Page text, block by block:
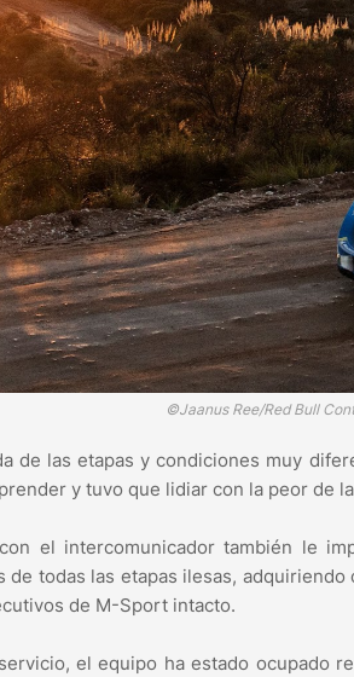
©Jaanus Ree/Red Bull
de las etapas y condiciones muy
y tuvo que lidiar con la peor de
el intercomunicador también le
de todas las etapas ilesas,
de M-Sport intacto.
el equipo ha estado ocupado